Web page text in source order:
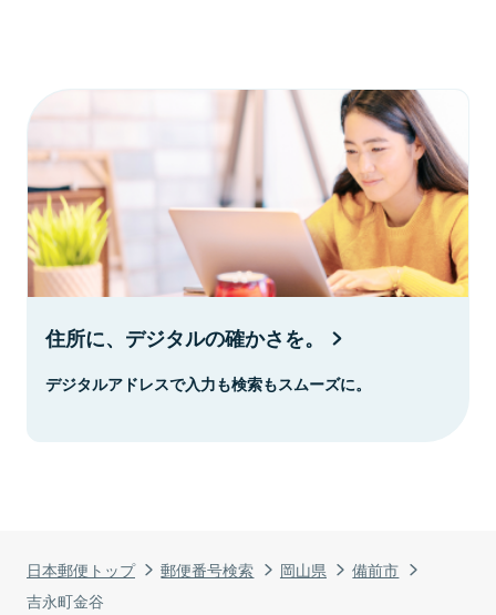
日本郵便トップ 郵便番号検索 岡山県
備前市
吉永町金谷
住所に、デジタルの確かさを。
デジタルアドレスで入力も検索もスムーズに。